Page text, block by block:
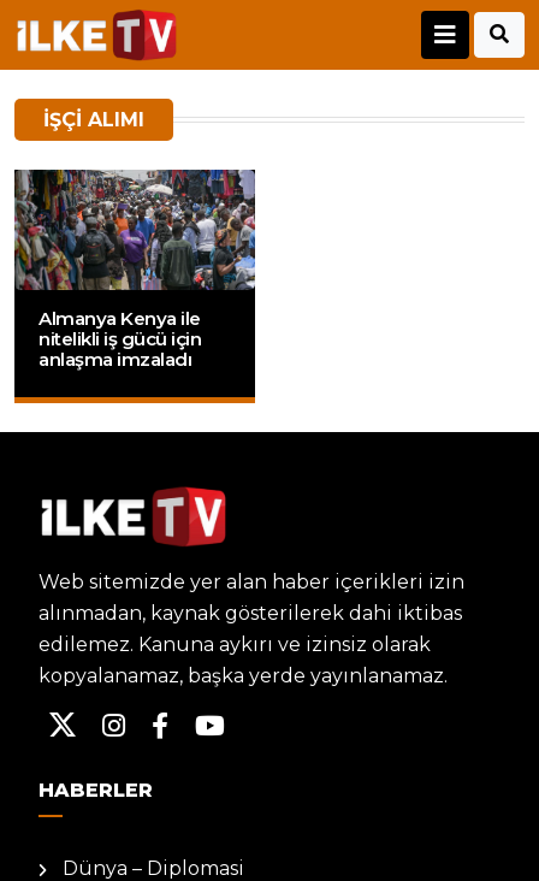
IŞÇI ALIMI
Almanya Kenya ile
nitelikli iş gücü için
anlaşma imzaladı
Web sitemizde yer alan haber içerikleri izin
alınmadan, kaynak gösterilerek dahi iktibas
edilemez. Kanuna aykırı ve izinsiz olarak
kopyalanamaz, başka yerde yayınlanamaz.
HABERLER
Dünya – Diplomasi